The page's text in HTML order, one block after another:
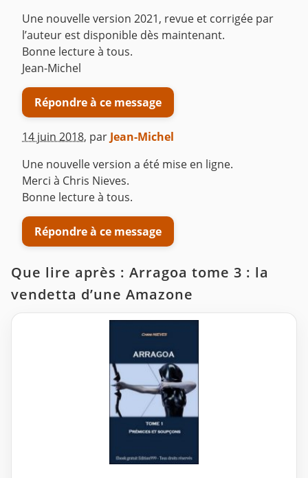
Une nouvelle version 2021, revue et corrigée par
l’auteur est disponible dès maintenant.
Bonne lecture à tous.
Jean-Michel
Répondre à ce message
14 juin 2018, par Jean-Michel
Une nouvelle version a été mise en ligne.
Merci à Chris Nieves.
Bonne lecture à tous.
Répondre à ce message
Que lire après : Arragoa tome 3 : la
vendetta d’une Amazone